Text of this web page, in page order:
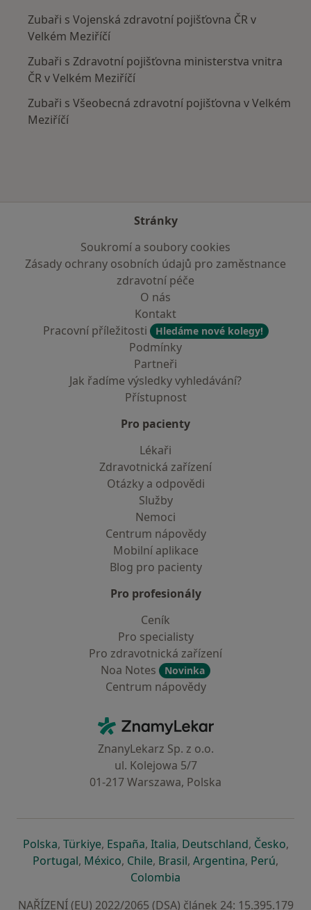
Zubaři s Vojenská zdravotní pojišťovna ČR v
Velkém Meziříčí
Zubaři s Zdravotní pojišťovna ministerstva vnitra
ČR v Velkém Meziříčí
Zubaři s Všeobecná zdravotní pojišťovna v Velkém
Meziříčí
Stránky
Soukromí a soubory cookies
Zásady ochrany osobních údajů pro zaměstnance
zdravotní péče
O nás
Kontakt
Pracovní příležitosti
Hledáme nové kolegy!
Podmínky
Partneři
Jak řadíme výsledky vyhledávání?
Přístupnost
Pro pacienty
Lékaři
Zdravotnická zařízení
Otázky a odpovědi
Služby
Nemoci
Centrum nápovědy
Mobilní aplikace
Blog pro pacienty
Pro profesionály
Ceník
Pro specialisty
Pro zdravotnická zařízení
Noa Notes
Novinka
Centrum nápovědy
ZnamyLekar - Hlavní stránka
ZnanyLekarz Sp. z o.o.
ul. Kolejowa 5/7
01-217 Warszawa, Polska
Polskase otevře v nové záložce
, Türkiyese otevře v nové záložce
, Españase otevře v nové záložce
, Italiase otevře v nové záložce
, Deutschlandse otevře v
, Českose
,
Portugalse otevře v nové záložce
, Méxicose otevře v nové záložce
, Chilese otevře v nové záložce
, Brasilse otevře v nové
, Argentinase otevře v
, Perúse
,
Colombia
NAŘÍZENÍ (EU) 2022/2065 (DSA) článek 24: 15.395.179